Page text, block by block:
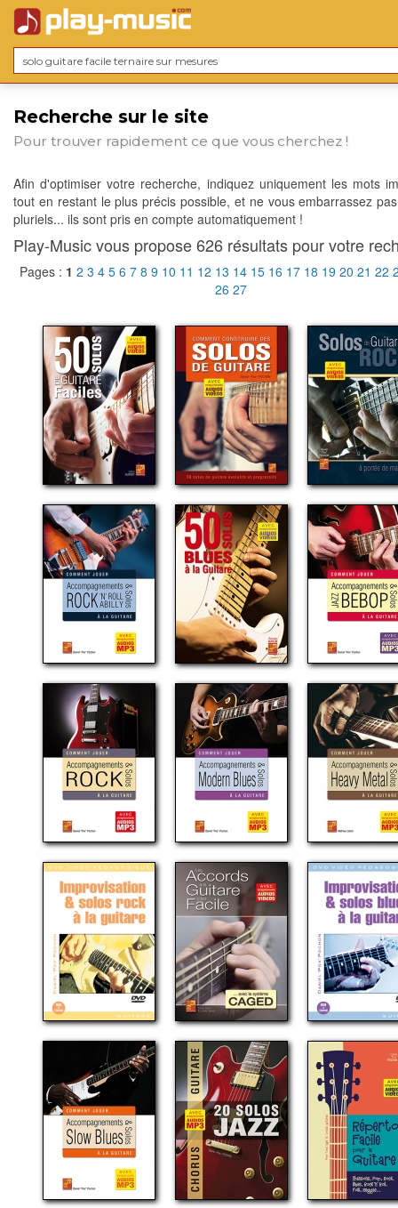
Recherche sur le site
Pour trouver rapidement ce que vous cherchez !
Afin d'optimiser votre recherche, indiquez uniquement les mots
tout en restant le plus précis possible, et ne vous embarrassez
pluriels... ils sont pris en compte automatiquement !
Play-Music vous propose 626 résultats pour votre
Pages : 1 2 3 4 5 6 7 8 9 10 11 12 13 14 15 16 17 18 19 20 21 22
26 27